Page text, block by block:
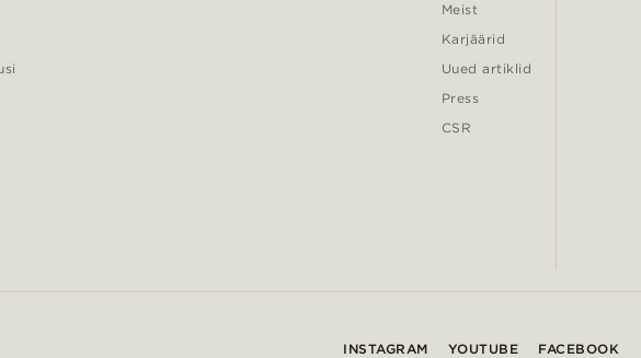
Meist
Karjäärid
Uued artiklid
Press
CSR
INSTAGRAM YOUTUBE FACEBOOK